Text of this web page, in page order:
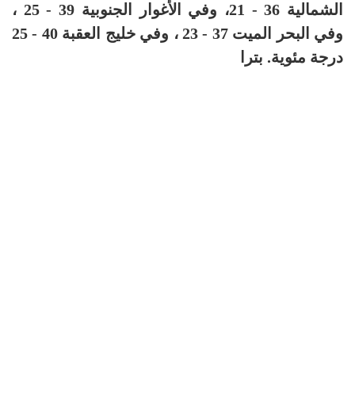
الشمالية 36 - 21، وفي الأغوار الجنوبية 39 - 25 ،
وفي البحر الميت 37 - 23 ، وفي خليج العقبة 40 - 25
درجة مئوية. بترا